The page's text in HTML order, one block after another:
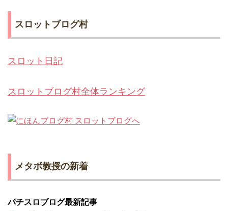
スロットブログ村
スロット日記
スロットブログ村全体ランキング
メタボ教授の新着
パチスロブログ最新記事